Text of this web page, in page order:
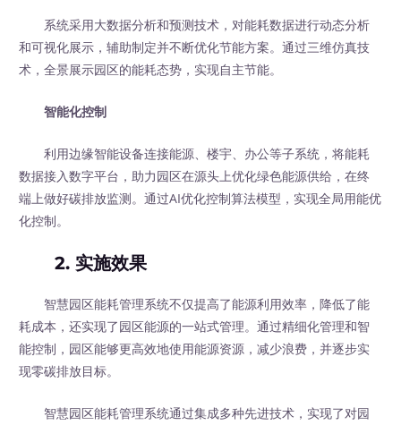
系统采用大数据分析和预测技术，对能耗数据进行动态分析
和可视化展示，辅助制定并不断优化节能方案。通过三维仿真技
术，全景展示园区的能耗态势，实现自主节能。
智能化控制
利用边缘智能设备连接能源、楼宇、办公等子系统，将能耗
数据接入数字平台，助力园区在源头上优化绿色能源供给，在终
端上做好碳排放监测。通过AI优化控制算法模型，实现全局用能优
化控制。
2. 实施效果
智慧园区能耗管理系统不仅提高了能源利用效率，降低了能
耗成本，还实现了园区能源的一站式管理。通过精细化管理和智
能控制，园区能够更高效地使用能源资源，减少浪费，并逐步实
现零碳排放目标。
智慧园区能耗管理系统通过集成多种先进技术，实现了对园